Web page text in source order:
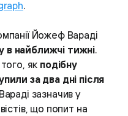
.
Йожеф Вараді
найближчі тижні.
як подібну
за два дні після
Вараді зазначив у
що попит на